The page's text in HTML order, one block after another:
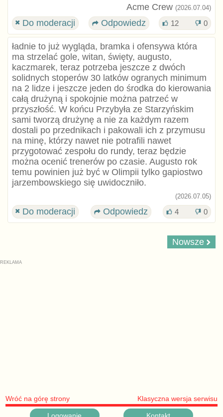
Acme Crew (2026.07.04)
Do moderacji Odpowiedz 12 0
ładnie to już wygląda, bramka i ofensywa która
ma strzelać gole, witan, święty, augusto,
kaczmarek, teraz potrzeba jeszcze z dwóch
solidnych stoperów 30 latków ogranych minimum
na 2 lidze i jeszcze jeden do środka do kierowania
całą drużyną i spokojnie można patrzeć w
przyszłość. W końcu Przybyła ze Starzyńskim
sami tworzą drużynę a nie za każdym razem
dostali po przednikach i pakowali ich z przymusu
na minę, którzy nawet nie potrafili nawet
przygotować zespołu do rundy, teraz będzie
można ocenić trenerów po czasie. Augusto rok
temu powinien już być w Olimpii tylko gapiostwo
jarzembowskiego się uwidoczniło.
(2026.07.05)
Do moderacji Odpowiedz 4 0
Nowsze
Wróć na górę strony Klasyczna wersja serwisu